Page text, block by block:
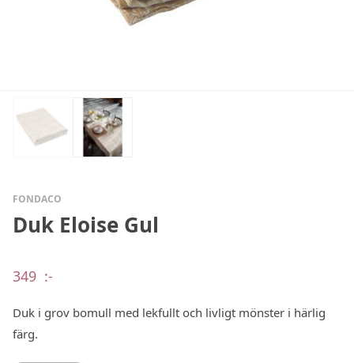
FONDACO
Duk Eloise Gul
349 :-
Duk i grov bomull med lekfullt och livligt mönster i härlig
färg.